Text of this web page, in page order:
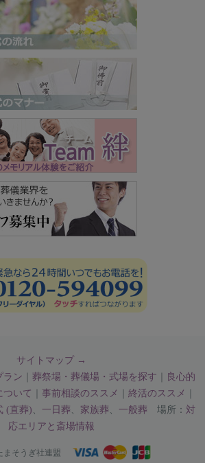
サイトマップ →
ラン
葬祭場・葬儀場・式場を探す
良心的
ついて 事前相談のススメ 終活のススメ
(直葬) 一日葬 家族葬 一般葬 場所： 対
応エリアと斎場情報
まそうぎ社連盟